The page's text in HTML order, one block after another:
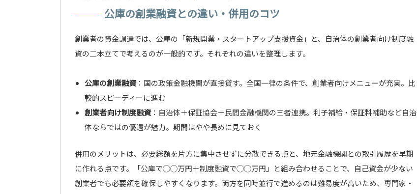
公庫の創業融資との違い・併用のコツ
創業者の資金調達では、公庫の「新規開業・スタートアップ支援資金」と、自治体の創業者向け制度融
資の二本立てで考えるのが一般的です。それぞれの違いを整理します。
公庫の創業融資：国の政策金融機関が直接貸す。全国一律の条件で、創業者向けメニューが充実。比
較的スピーディーに進む
創業者向け制度融資：自治体＋保証協会＋民間金融機関の三者連携。利子補給・保証料補助など自治
体ならではの優遇が魅力。期間はやや長めに見ておく
併用のメリットは、必要総額を片方に集中させずに分散できる点と、地元金融機関との取引履歴を早期
に作れる点です。「公庫で◯◯万円＋制度融資で◯◯万円」と組み合わせることで、自己資金が少ない
創業者でも必要額を確保しやすくなります。両方を同時並行で進めるのは難易度が高いため、専門家・